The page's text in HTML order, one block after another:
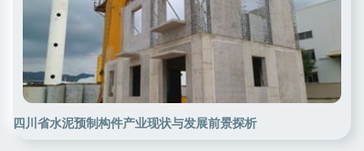
四川省水泥预制构件产业现状与发展前景探析